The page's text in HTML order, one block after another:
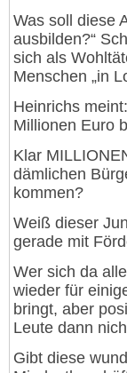
Was soll diese
ausbilden?“
sich als
Menschen „in
Heinrichs
Millionen Euro
Klar
dämlichen
kommen?
Weiß dieser
gerade mit
Wer sich da
wieder für
bringt, aber
Leute dann
Gibt diese